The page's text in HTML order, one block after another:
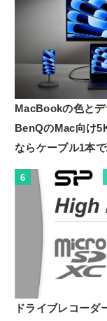
MacBookの色とデ
BenQのMac向け
ならケーブル1本
6
ドライブレコーダ